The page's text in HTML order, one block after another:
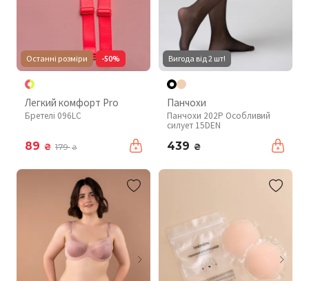
Останні розміри -50%
Легкий комфорт Pro
Бретелі 096LC
89 ₴ 179₴
Вигода від 2 шт!
Панчохи
Панчохи 202P Особливий
силует 15DEN
439 ₴